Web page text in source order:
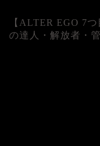
【ALTER EGO 7
の達人・解放者・